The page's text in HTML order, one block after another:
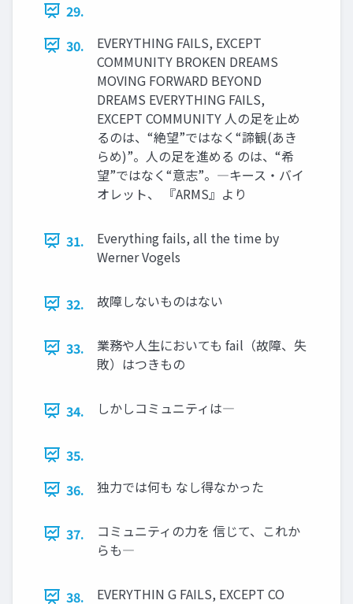
29.
30.
EVERYTHING FAILS, EXCEPT
COMMUNITY BROKEN DREAMS
MOVING FORWARD BEYOND
DREAMS EVERYTHING FAILS,
EXCEPT COMMUNITY 人の足を止め
るのは、“絶望”ではなく“諦観(あき
らめ)”。人の足を進める のは、“希
望”ではなく“意志”。―キース・バイ
オレット、 『ARMS』より
31.
Everything fails, all the time by
Werner Vogels
32. 故障しないものはない
33.
業務や人生においても fail（故障、失
敗）はつきもの
34. しかしコミュニティは―
35.
36.
独力では何も なし得なかった
37.
コミュニティの力を 信じて、これか
らも―
38.
EVERYTHIN G FAILS, EXCEPT CO